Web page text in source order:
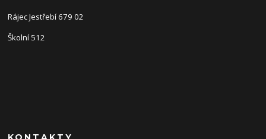
Rájec Jestřebí 679 02
Školní 512